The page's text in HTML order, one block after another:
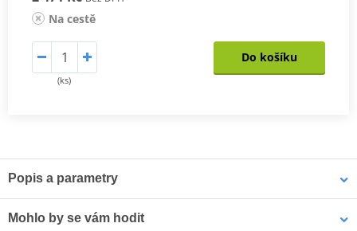
Na cestě
(ks)
Do košíku
Popis a parametry
Mohlo by se vám hodit